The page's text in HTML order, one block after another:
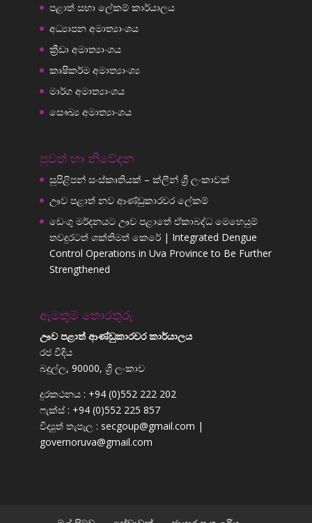
පළාත් සභා ලේකම් කාර්යාලය
අධ්‍යාපන අමාත්‍යාංශය
ක්‍රීඩා අමාත්‍යාංශය
කෘෂිකර්ම අමාත්‍යාංශ්‍ය
මාර්ග අමාත්‍යාංශය
සෞඛ්‍ය අමාත්‍යාංශය
පුවත් හා නිවේදන
සුපිළිපන් සංස්කෘතියක් – ක්ලීන් ශ්‍රී ලංකාවක්
ඌව පළාත් නව ආණ්ඩුකාරවර ලේකම්
ඩෙංගු මර්දනයට ඌව පළාතේ ඒකාබද්ධ මෙහෙයුම්
තවදුරටත් ශක්තිමත් කෙරේ | Integrated Dengue
Control Operations in Uva Province to Be Further
Strengthened
ඇමතුම් තොරතුරු
ඌව පළාත් ආණ්ඩුකාරවර කාර්යාලය
රජ වීදිය
බදුල්ල, 90000, ශ්‍රී ලංකාව
දුරකථනය : +94 (0)552 222 202
ෆැක්ස් : +94 (0)552 225 857
විද්‍යුත් තැපෑල : secgoup@gmail.com |
governoruva@gmail.com